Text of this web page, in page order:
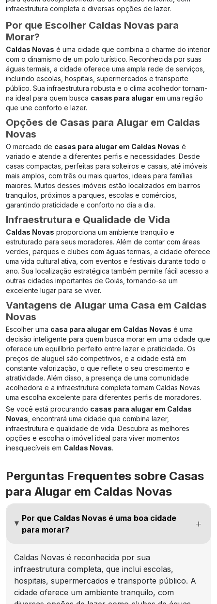
infraestrutura completa e diversas opções de lazer.
Por que Escolher Caldas Novas para
Morar?
Caldas Novas é uma cidade que combina o charme do interior
com o dinamismo de um polo turístico. Reconhecida por suas
águas termais, a cidade oferece uma ampla rede de serviços,
incluindo escolas, hospitais, supermercados e transporte
público. Sua infraestrutura robusta e o clima acolhedor tornam-
na ideal para quem busca casas para alugar em uma região
que une conforto e lazer.
Opções de Casas para Alugar em Caldas
Novas
O mercado de casas para alugar em Caldas Novas é
variado e atende a diferentes perfis e necessidades. Desde
casas compactas, perfeitas para solteiros e casais, até imóveis
mais amplos, com três ou mais quartos, ideais para famílias
maiores. Muitos desses imóveis estão localizados em bairros
tranquilos, próximos a parques, escolas e comércios,
garantindo praticidade e conforto no dia a dia.
Infraestrutura e Qualidade de Vida
Caldas Novas proporciona um ambiente tranquilo e
estruturado para seus moradores. Além de contar com áreas
verdes, parques e clubes com águas termais, a cidade oferece
uma vida cultural ativa, com eventos e festivais durante todo o
ano. Sua localização estratégica também permite fácil acesso a
outras cidades importantes de Goiás, tornando-se um
excelente lugar para se viver.
Vantagens de Alugar uma Casa em Caldas
Novas
Escolher uma casa para alugar em Caldas Novas é uma
decisão inteligente para quem busca morar em uma cidade que
oferece um equilíbrio perfeito entre lazer e praticidade. Os
preços de aluguel são competitivos, e a cidade está em
constante valorização, o que reflete o seu crescimento e
atratividade. Além disso, a presença de uma comunidade
acolhedora e a infraestrutura completa tornam Caldas Novas
uma escolha excelente para diferentes perfis de moradores.
Se você está procurando casas para alugar em Caldas
Novas , encontrará uma cidade que combina lazer,
infraestrutura e qualidade de vida. Descubra as melhores
opções e escolha o imóvel ideal para viver momentos
inesquecíveis em Caldas Novas.
Perguntas Frequentes sobre Casas
para Alugar em Caldas Novas
Por que Caldas Novas é uma boa cidade
para morar?
Caldas Novas é reconhecida por sua
infraestrutura completa, que inclui escolas,
hospitais, supermercados e transporte público. A
cidade oferece um ambiente tranquilo, com